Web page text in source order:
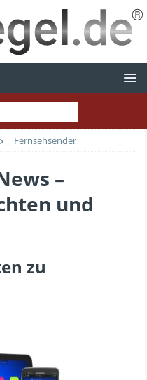
Fernsehsender
–
und
zu